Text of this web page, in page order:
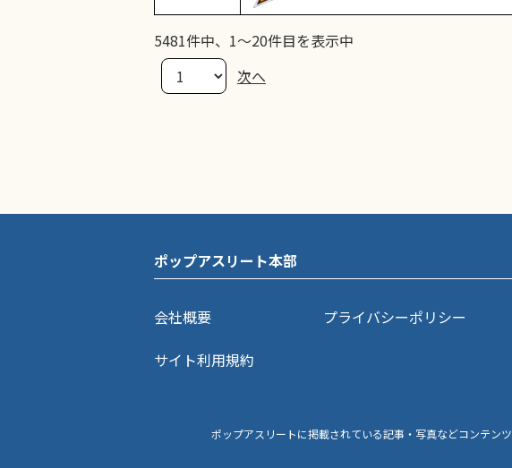
5481件中、1～20件目を表示中
次へ
ポップアスリート本部
会社概要 プライバシーポリシー
サイト利用規約
ポップアスリートに掲載されている記事・写真などコンテン